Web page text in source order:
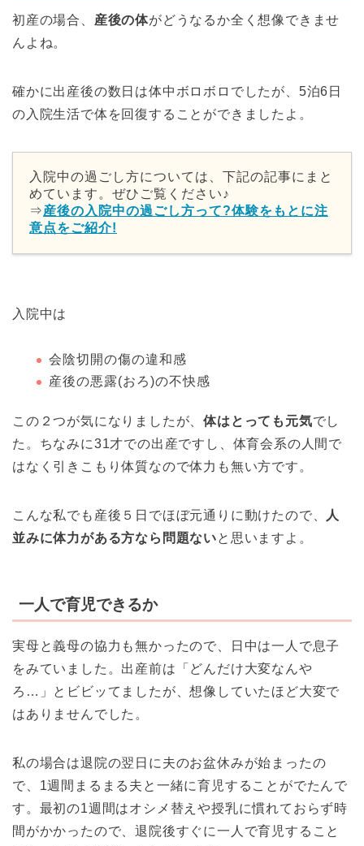
初産の場合、 産後の体がどうなるか全く想像できませ
んよね。
確かに出産後の数日は体中ボロボロでしたが、5泊6日
の入院生活で体を回復することができましたよ。
入院中の過ごし方については、下記の記事にまと
めています。ぜひご覧ください♪
⇒産後の入院中の過ごし方って?体験をもとに注
意点をご紹介!
入院中は
会陰切開の傷の違和感
産後の悪露(おろ)の不快感
この２つが気になりましたが、体はとっても元気でし
た。ちなみに31才での出産ですし、体育会系の人間で
はなく引きこもり体質なので体力も無い方です。
こんな私でも産後５日でほぼ元通りに動けたので、
人
並みに体力がある方なら問題ないと思いますよ。
一人で育児できるか
実母と義母の協力も無かったので、日中は一人で息子
をみていました。出産前は「どんだけ大変なんや
ろ…」とビビッてましたが、想像していたほど大変で
はありませんでした 。
私の場合は退院の翌日に夫のお盆休みが始まったの
で、1週間まるまる夫と一緒に育児することがでたんで
す。最初の1週間はオシメ替えや授乳に慣れておらず時
間がかかったので、退院後すぐに一人で育児すること